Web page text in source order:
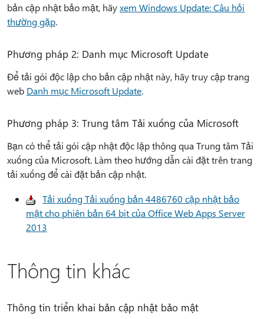
bản cập nhật bảo mật, hãyxem Windows Update: Câu hỏi
thường gặp.
Phương pháp 2: Danh mục Microsoft Update
Để tải gói độc lập cho bản cập nhật này, hãy truy cập trang
web Danh mục Microsoft Update.
Phương pháp 3: Trung tâm Tải xuống của Microsoft
Bạn có thể tải gói cập nhật độc lập thông qua Trung tâm Tải
xuống của Microsoft. Làm theo hướng dẫn cài đặt trên trang
tải xuống để cài đặt bản cập nhật.
Tải xuống Tải xuống bản 4486760 cập nhật bảo
mật cho phiên bản 64 bit của Office Web Apps Server
2013
Thông tin khác
Thông tin triển khai bản cập nhật bảo mật